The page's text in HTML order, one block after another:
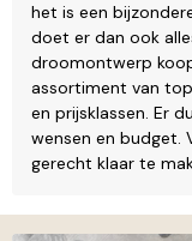
het is een
doet er dan ook
droomontwerp
assortiment van
en prijsklassen. Er
wensen en budget.
gerecht klaar te